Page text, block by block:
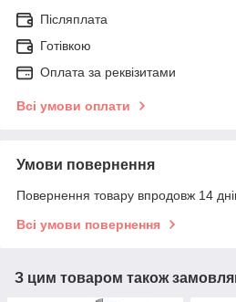
Післяплата
Готівкою
Оплата за реквізитами
Всі умови оплати
Умови повернення
Повернення товару впродовж 14
Всі умови повернення
З цим товаром також